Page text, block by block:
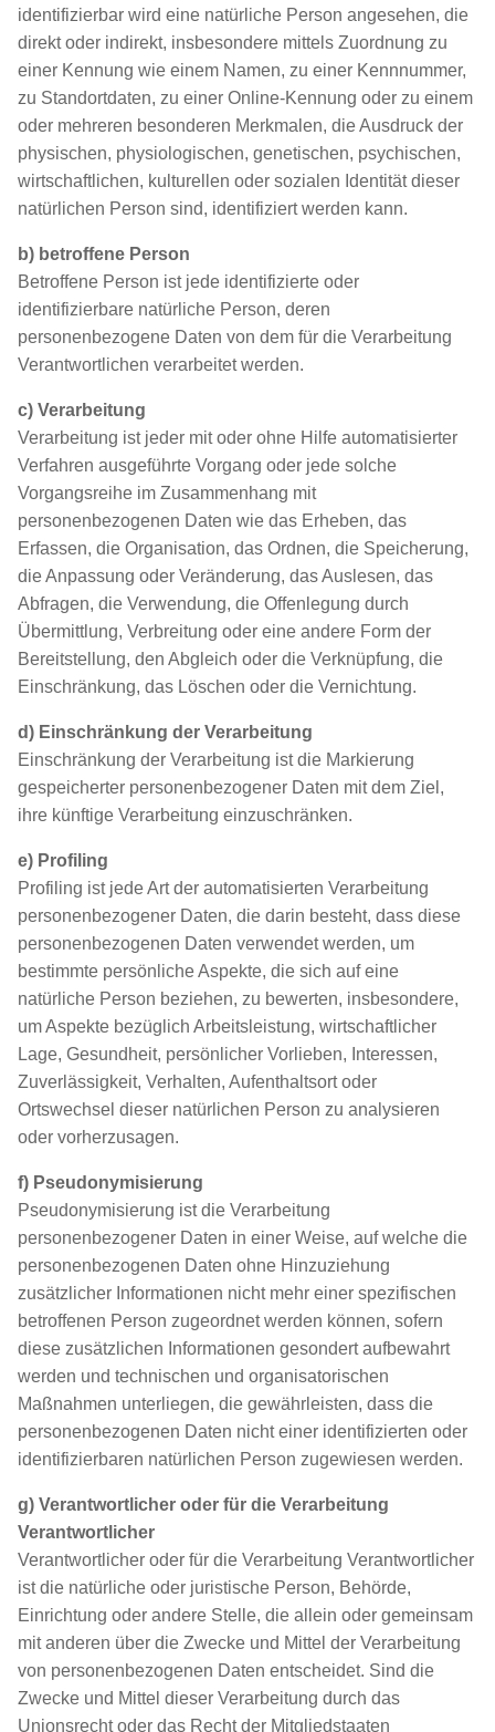
identifizierbar wird eine natürliche Person angesehen, die
direkt oder indirekt, insbesondere mittels Zuordnung zu
einer Kennung wie einem Namen, zu einer Kennnummer,
zu Standortdaten, zu einer Online-Kennung oder zu einem
oder mehreren besonderen Merkmalen, die Ausdruck der
physischen, physiologischen, genetischen, psychischen,
wirtschaftlichen, kulturellen oder sozialen Identität dieser
natürlichen Person sind, identifiziert werden kann.
b) betroffene Person
Betroffene Person ist jede identifizierte oder
identifizierbare natürliche Person, deren
personenbezogene Daten von dem für die Verarbeitung
Verantwortlichen verarbeitet werden.
c) Verarbeitung
Verarbeitung ist jeder mit oder ohne Hilfe automatisierter
Verfahren ausgeführte Vorgang oder jede solche
Vorgangsreihe im Zusammenhang mit
personenbezogenen Daten wie das Erheben, das
Erfassen, die Organisation, das Ordnen, die Speicherung,
die Anpassung oder Veränderung, das Auslesen, das
Abfragen, die Verwendung, die Offenlegung durch
Übermittlung, Verbreitung oder eine andere Form der
Bereitstellung, den Abgleich oder die Verknüpfung, die
Einschränkung, das Löschen oder die Vernichtung.
d) Einschränkung der Verarbeitung
Einschränkung der Verarbeitung ist die Markierung
gespeicherter personenbezogener Daten mit dem Ziel,
ihre künftige Verarbeitung einzuschränken.
e) Profiling
Profiling ist jede Art der automatisierten Verarbeitung
personenbezogener Daten, die darin besteht, dass diese
personenbezogenen Daten verwendet werden, um
bestimmte persönliche Aspekte, die sich auf eine
natürliche Person beziehen, zu bewerten, insbesondere,
um Aspekte bezüglich Arbeitsleistung, wirtschaftlicher
Lage, Gesundheit, persönlicher Vorlieben, Interessen,
Zuverlässigkeit, Verhalten, Aufenthaltsort oder
Ortswechsel dieser natürlichen Person zu analysieren
oder vorherzusagen.
f) Pseudonymisierung
Pseudonymisierung ist die Verarbeitung
personenbezogener Daten in einer Weise, auf welche die
personenbezogenen Daten ohne Hinzuziehung
zusätzlicher Informationen nicht mehr einer spezifischen
betroffenen Person zugeordnet werden können, sofern
diese zusätzlichen Informationen gesondert aufbewahrt
werden und technischen und organisatorischen
Maßnahmen unterliegen, die gewährleisten, dass die
personenbezogenen Daten nicht einer identifizierten oder
identifizierbaren natürlichen Person zugewiesen werden.
g) Verantwortlicher oder für die Verarbeitung
Verantwortlicher
Verantwortlicher oder für die Verarbeitung Verantwortlicher
ist die natürliche oder juristische Person, Behörde,
Einrichtung oder andere Stelle, die allein oder gemeinsam
mit anderen über die Zwecke und Mittel der Verarbeitung
von personenbezogenen Daten entscheidet. Sind die
Zwecke und Mittel dieser Verarbeitung durch das
Unionsrecht oder das Recht der Mitgliedstaaten